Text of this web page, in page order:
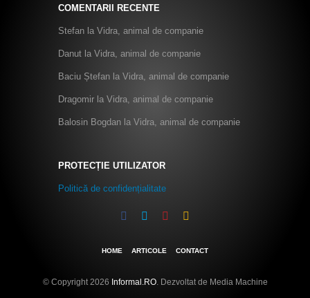
COMENTARII RECENTE
Stefan la Vidra, animal de companie
Danut la Vidra, animal de companie
Baciu Ștefan la Vidra, animal de companie
Dragomir la Vidra, animal de companie
Balosin Bogdan la Vidra, animal de companie
PROTECȚIE UTILIZATOR
Politică de confidențialitate
HOME ARTICOLE CONTACT
© Copyright 2026 Informal.RO. Dezvoltat de Media Machine